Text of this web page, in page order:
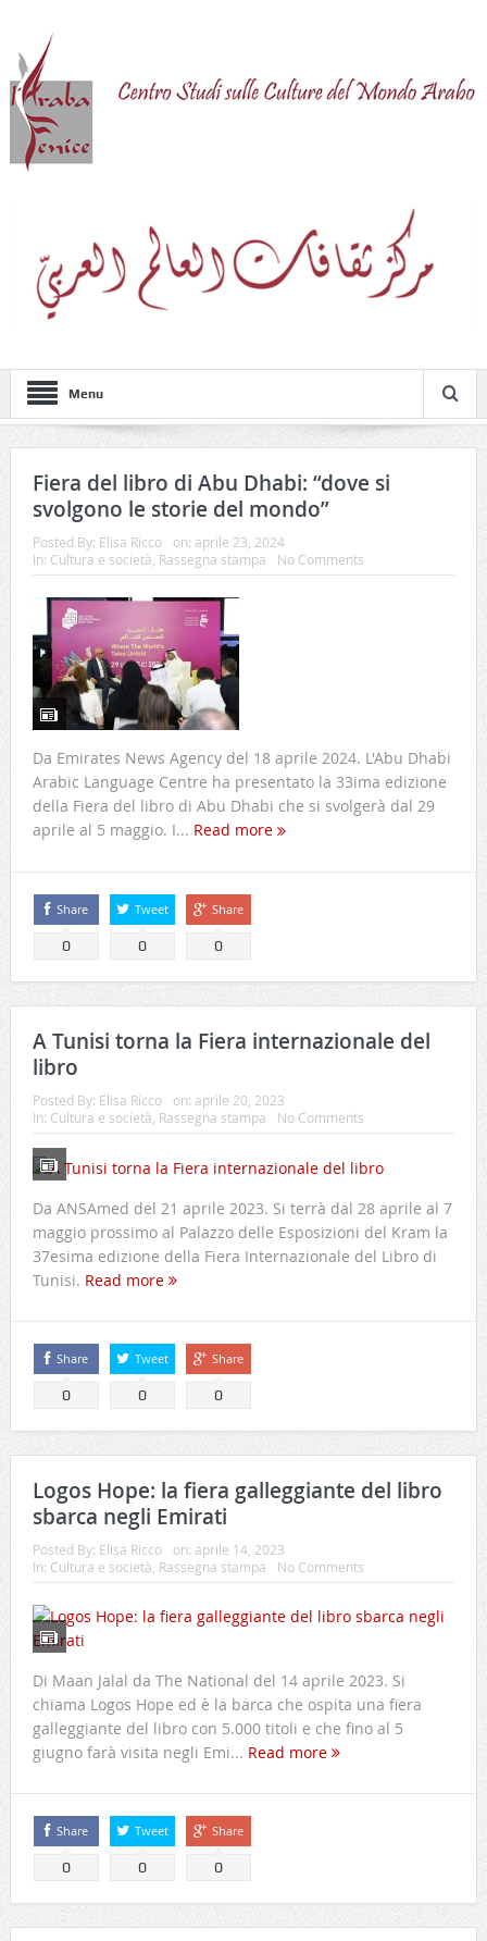
Menu
Fiera del libro di Abu Dhabi: “dove si
svolgono le storie del mondo”
Posted By: Elisa Ricco on: aprile 23, 2024
In: Cultura e società, Rassegna stampa No Comments
Da Emirates News Agency del 18 aprile 2024. L'Abu Dhabi
Arabic Language Centre ha presentato la 33ima edizione
della Fiera del libro di Abu Dhabi che si svolgerà dal 29
aprile al 5 maggio. I... Read more
Share
0
Tweet
0
Share
0
A Tunisi torna la Fiera internazionale del
libro
Posted By: Elisa Ricco on: aprile 20, 2023
In: Cultura e società Rassegna stampa No Comments
Da ANSAmed del 21 aprile 2023. Si terrà dal 28 aprile al 7
maggio prossimo al Palazzo delle Esposizioni del Kram la
37esima edizione della Fiera Internazionale del Libro di
Tunisi. Read more
Share
0
Tweet
0
Share
0
Logos Hope: la fiera galleggiante del libro
sbarca negli Emirati
Posted By: Elisa Ricco on: aprile 14, 2023
In: Cultura e società Rassegna stampa No Comments
Di Maan Jalal da The National del 14 aprile 2023. Si
chiama Logos Hope ed è la barca che ospita una fiera
galleggiante del libro con 5.000 titoli e che fino al 5
giugno farà visita negli Emi... Read more
Share
0
Tweet
0
Share
0